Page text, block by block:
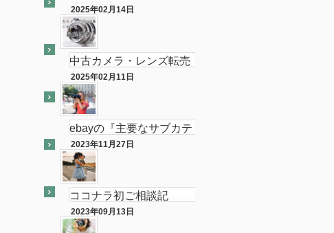
売ビジネスの最終奥義教
えます』のebay輸出会員
サイト付き
2025年02月14日
最終奥義
中古カメラ・レンズ転売
ビジネスの最終奥義教え
ます…を販売開始し数ヶ
月が経ちました
2025年02月11日
半隠居ライフな話
ebayの『主要なサブカテ
ゴリーの売れ筋』がカメ
ラである件
2023年11月27日
ebay
ココナラ初ご相談記
念！！（ebay中古フィル
ムカメラ輸出の相談をお
2023年09月13日
ココナラ